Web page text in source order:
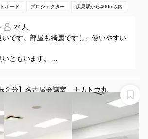
ボード プロジェクター 伏見駅から400m以内
24人
いです。部屋も綺麗ですし、使いやすい
ともいます。
のですが、一点だけ気になる点として
を貼ったときの臭いだと思いますが、
健康に害になるように思います。
２分】名古屋会議室 ナカトウ丸
（スクール36名・ロの字36名ま
の内ビル店 第2会議室 36名